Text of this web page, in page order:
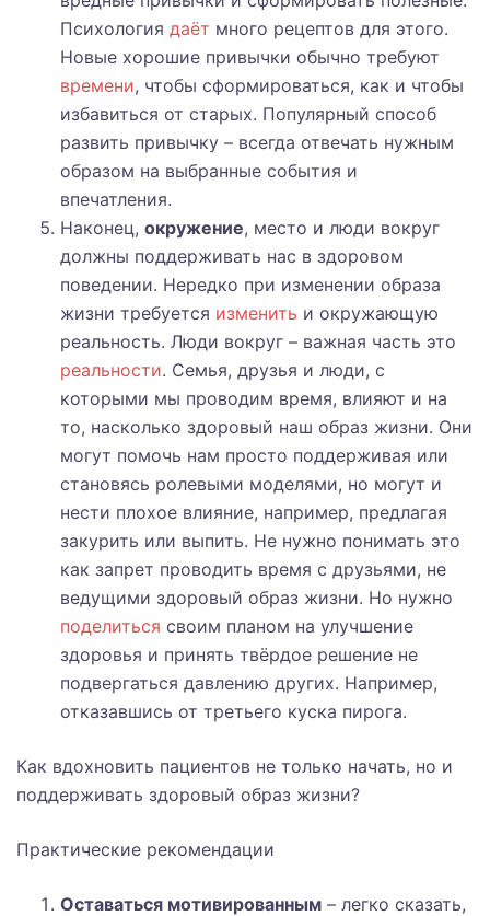
Психология даёт много рецептов для этого.
Новые хорошие привычки обычно требуют
времени, чтобы сформироваться, как и чтобы
избавиться от старых. Популярный способ
развить привычку – всегда отвечать нужным
образом на выбранные события и
впечатления.
Наконец, окружение, место и люди вокруг
должны поддерживать нас в здоровом
поведении. Нередко при изменении образа
жизни требуется изменить и окружающую
реальность. Люди вокруг – важная часть это
реальности. Семья, друзья и люди, с
которыми мы проводим время, влияют и на
то, насколько здоровый наш образ жизни. Они
могут помочь нам просто поддерживая или
становясь ролевыми моделями, но могут и
нести плохое влияние, например, предлагая
закурить или выпить. Не нужно понимать это
как запрет проводить время с друзьями, не
ведущими здоровый образ жизни. Но нужно
поделиться своим планом на улучшение
здоровья и принять твёрдое решение не
подвергаться давлению других. Например,
отказавшись от третьего куска пирога.
Как вдохновить пациентов не только начать, но и
поддерживать здоровый образ жизни?
Практические рекомендации
Оставаться мотивированным – легко сказать,